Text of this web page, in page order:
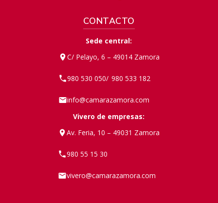
CONTACTO
Sede central:
C/ Pelayo, 6 – 49014 Zamora
980 530 050/ 980 533 182
info@camarazamora.com
Vivero de empresas:
Av. Feria, 10 – 49031 Zamora
980 55 15 30
vivero@camarazamora.com